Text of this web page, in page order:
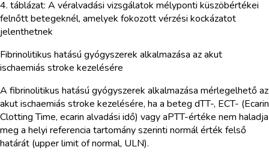
4. táblázat: A véralvadási vizsgálatok mélyponti küszöbértékei
felnőtt betegeknél, amelyek fokozott vérzési kockázatot
jelenthetnek
Fibrinolitikus hatású gyógyszerek alkalmazása az akut
ischaemiás stroke kezelésére
A fibrinolitikus hatású gyógyszerek alkalmazása mérlegelhető az
akut ischaemiás stroke kezelésére, ha a beteg dTT-, ECT- (Ecarin
Clotting Time, ecarin alvadási idő) vagy aPTT-értéke nem haladja
meg a helyi referencia tartomány szerinti normál érték felső
határát (upper limit of normal, ULN).